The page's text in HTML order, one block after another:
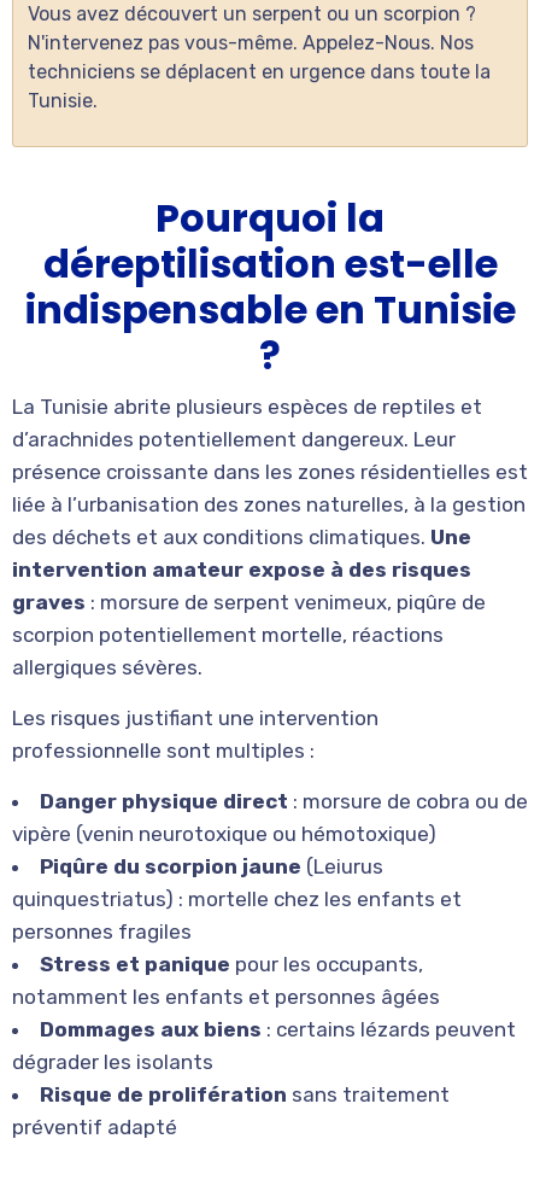
Vous avez découvert un serpent ou un scorpion ?
N'intervenez pas vous-même. Appelez-Nous. Nos
techniciens se déplacent en urgence dans toute la
Tunisie.
Pourquoi la
déreptilisation est-elle
indispensable en Tunisie
?
La Tunisie abrite plusieurs espèces de reptiles et
d’arachnides potentiellement dangereux. Leur
présence croissante dans les zones résidentielles est
liée à l’urbanisation des zones naturelles, à la gestion
des déchets et aux conditions climatiques. Une
intervention amateur expose à des risques
graves : morsure de serpent venimeux, piqûre de
scorpion potentiellement mortelle, réactions
allergiques sévères.
Les risques justifiant une intervention
professionnelle sont multiples :
Danger physique direct : morsure de cobra ou de
vipère (venin neurotoxique ou hémotoxique)
Piqûre du scorpion jaune (Leiurus
quinquestriatus) : mortelle chez les enfants et
personnes fragiles
Stress et panique pour les occupants,
notamment les enfants et personnes âgées
Dommages aux biens : certains lézards peuvent
dégrader les isolants
Risque de prolifération sans traitement
préventif adapté